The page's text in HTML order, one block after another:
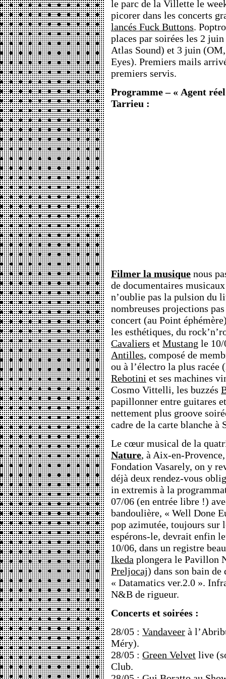
le parc de la Villette le
picorer dans les concerts
lancés Fuck Buttons.
places par soirées les 2
Atlas Sound) et 3 juin
Eyes). Premiers mails
premiers servis.
Programme – « Agent
Tarrieu :
Filmer la musique nous
de documentaires
n’oublie pas la pulsion du
nombreuses projections
concert (au Point
les esthétiques, du
Cavaliers et Mustang le 10/
Antilles, composé de
ou à l’électro la plus racée
Rebotini et ses machines
Cosmo Vittelli, les buzzés
papillonner entre guitares
nettement plus groove
cadre de la carte blanche à
Le cœur musical de la
Nature, à Aix-en-
Fondation Vasarely, on y
déjà deux rendez-vous
in extremis à la
07/06 (en entrée libre !)
bandoulière, « Well Done
pop azimutée, toujours
espérons-le, devrait enfin
10/06, dans un registre
Ikeda plongera le Pavillon
Preljocaj) dans son bain de
« Datamatics ver.2.0 ».
N&B de rigueur.
Concerts et soirées :
28/05 : Vandaveer à
Méry).
28/05 : Green Velvet live
Club.